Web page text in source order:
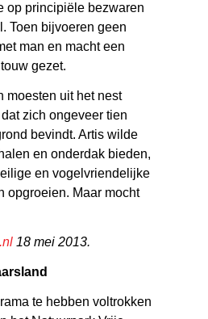
op principiële bezwaren
Toen bijvoeren geen
man en macht een
gezet.
moesten uit het nest
zich ongeveer tien
bevindt. Artis wilde
en onderdak bieden,
en vogelvriendelijke
opgroeien. Maar mocht
18 mei 2013.
te hebben voltrokken